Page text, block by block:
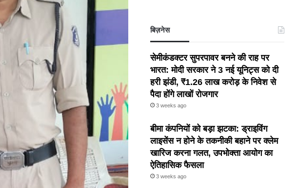
बिज़नेस
सेमीकंडक्टर सुपरपावर बनने की राह पर
भारत: मोदी सरकार ने 3 नई यूनिट्स को दी
हरी झंडी, ₹1.26 लाख करोड़ के निवेश से
पैदा होंगे लाखों रोजगार
3 weeks ago
बीमा कंपनियों को बड़ा झटका: ड्राइविंग
लाइसेंस न होने के तकनीकी बहाने पर क्लेम
खारिज करना गलत, उपभोक्ता आयोग का
ऐतिहासिक फैसला
3 weeks ago